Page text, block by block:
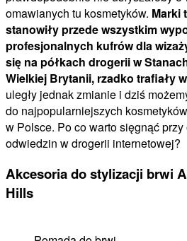
omawianych tu kosmetyków. Marki
stanowiły przede wszystkim
profesjonalnych kufrów dla
się na półkach drogerii w
Wielkiej Brytanii, rzadko trafiały
uległy jednak zmianie i dziś
do najpopularniejszych
w Polsce. Po co warto sięgnąć
odwiedzin w drogerii internetowej?
Akcesoria do stylizacji brwi
Hills